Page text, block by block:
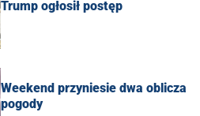
Trump ogłosił postęp
Weekend przyniesie dwa oblicza
pogody